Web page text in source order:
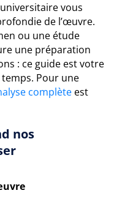
vous
de l’œuvre.
ou une étude
une préparation
: ce guide est votre
Pour une
complète est
nos